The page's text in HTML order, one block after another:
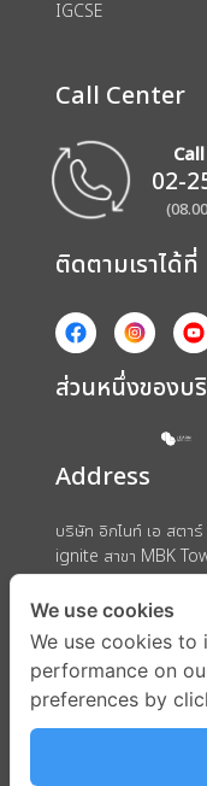
IGCSE
Call Center
02-
ติดตามเราได้ที่
ส่วนหนึ่งของบ
Address
บริษัท อิกไนท์ เอ สตา
ignite สาขา MBK
ถนนพญาไท แขวงวังใ
We use cookies
We use cookies to
performance on
preferences by